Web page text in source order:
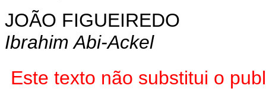
JOÃO FIGUEIREDO
Ibrahim Abi-Ackel
Este texto não substitui o